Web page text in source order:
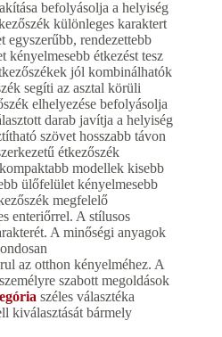
befolyásolja a helyiség
különleges karaktert
egyszerűbb, rendezettebb
kényelmesebb étkezést tesz
jól kombinálhatók
segíti az asztal körüli
elhelyezése befolyásolja
darab javítja a helyiség
szövet hosszabb távon
étkezőszék
modellek kisebb
ülőfelület kényelmesebb
megfelelő
enteriőrrel. A stílusos
A minőségi anyagok
az otthon kényelméhez. A
szabott megoldások
széles választéka
kiválasztását bármely